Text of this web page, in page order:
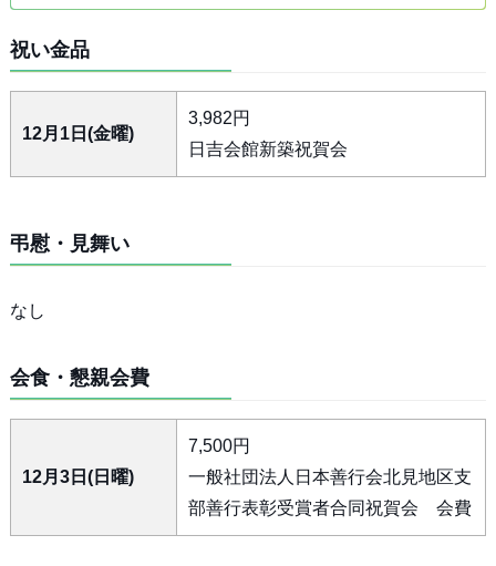
祝い金品
12月1日(金曜)
3,982円
日吉会館新築祝賀会
弔慰・見舞い
なし
会食・懇親会費
12月3日(日曜)
7,500円
一般社団法人日本善行会北見地区支
部善行表彰受賞者合同祝賀会 会費